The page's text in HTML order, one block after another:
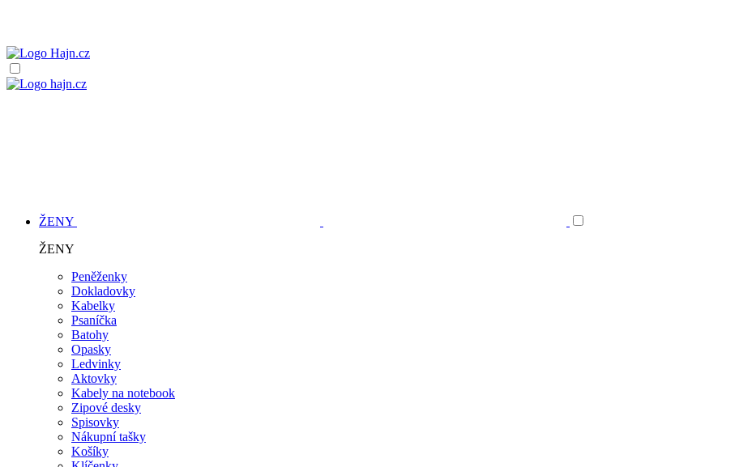
ŽENY
ŽENY
Peněženky
Dokladovky
Kabelky
Psaníčka
Batohy
Opasky
Ledvinky
Aktovky
Kabely na notebook
Zipové desky
Spisovky
Nákupní tašky
Košíky